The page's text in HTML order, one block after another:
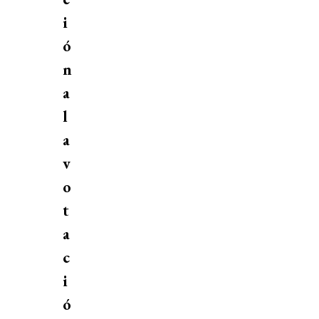
i
ó
n
a
l
a
v
o
t
a
c
i
ó